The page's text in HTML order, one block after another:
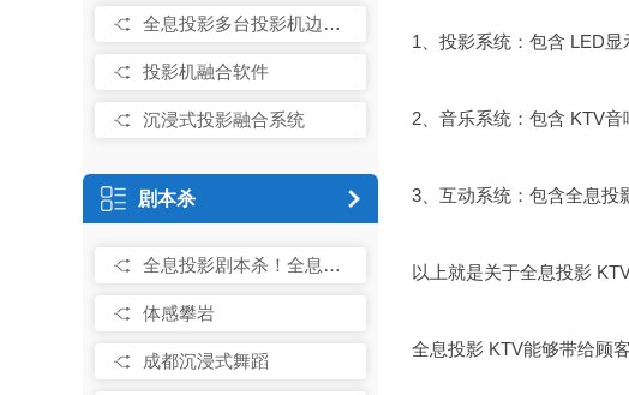
全息投影多台投影机边缘融合的处理、技术和特点
投影机融合软件
沉浸式投影融合系统
剧本杀
全息投影剧本杀！全息技术助力打造沉浸式视觉空间
体感攀岩
成都沉浸式舞蹈
1、投影系统：包含 LED显
2、音乐系统：包含 KTV音
3、互动系统：包含全息投
以上就是关于全息投影
全息投影 KTV能够带给顾